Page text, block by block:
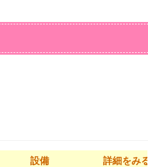
設備 詳細をみる